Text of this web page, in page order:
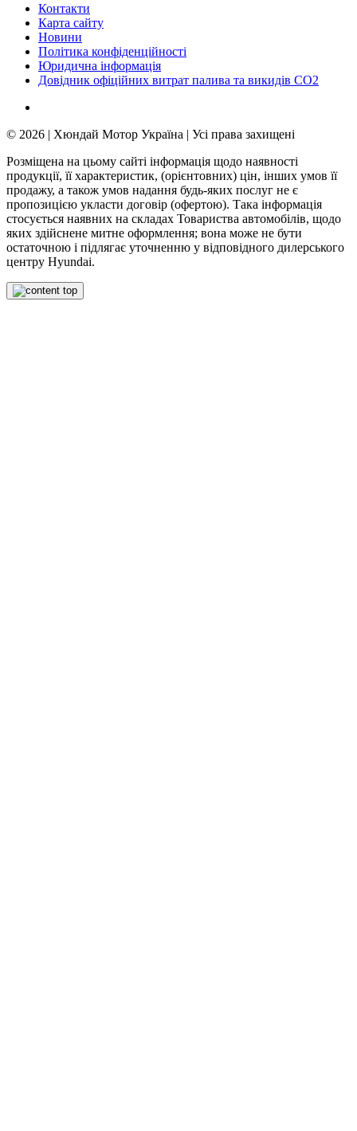
Контакти
Карта сайту
Новини
Політика конфіденційності
Юридична інформація
Довідник офіційних витрат палива та викидів СО2
© 2026 | Хюндай Мотор Україна | Усі права захищені
Розміщена на цьому сайті інформація щодо наявності
продукції, її характеристик, (орієнтовних) цін, інших умов її
продажу, а також умов надання будь-яких послуг не є
пропозицією укласти договір (офертою). Така інформація
стосується наявних на складах Товариства автомобілів, щодо
яких здійснене митне оформлення; вона може не бути
остаточною і підлягає уточненню у відповідного дилерського
центру Hyundai.